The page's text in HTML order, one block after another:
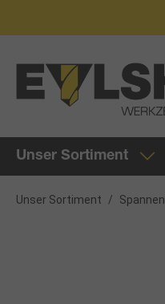
Unser Sortiment
Unser Sortiment / Spannen